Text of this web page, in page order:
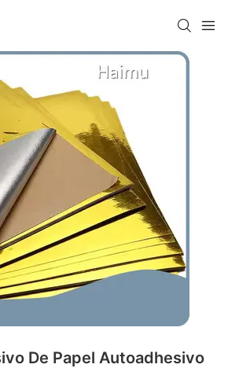
De Papel Autoadhesivo